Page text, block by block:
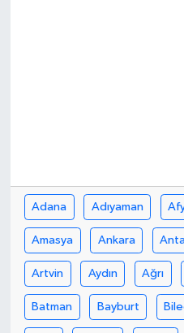
Adana Adıyaman
Amasya Ankara
Artvin Aydın Ağrı
Batman Bayburt